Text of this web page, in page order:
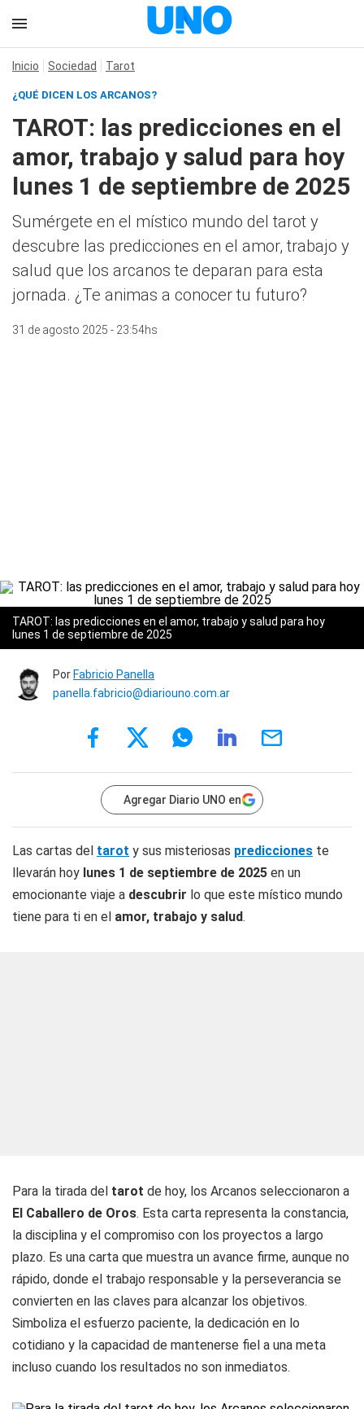
Inicio Sociedad Tarot
¿QUÉ DICEN LOS ARCANOS?
TAROT: las predicciones en el
amor, trabajo y salud para hoy
lunes 1 de septiembre de 2025
Sumérgete en el místico mundo del tarot y
descubre las predicciones en el amor, trabajo y
salud que los arcanos te deparan para esta
jornada. ¿Te animas a conocer tu futuro?
31 de agosto 2025 - 23:54hs
TAROT: las predicciones en el amor, trabajo y salud para hoy
lunes 1 de septiembre de 2025
Por Fabricio Panella
panella.fabricio@diariouno.com.ar
Agregar Diario UNO en
Las cartas del tarot y sus misteriosas predicciones te
llevarán hoy lunes 1 de septiembre de 2025 en un
emocionante viaje a descubrir lo que este místico mundo
tiene para ti en el amor, trabajo y salud.
Para la tirada del tarot de hoy, los Arcanos seleccionaron a
El Caballero de Oros. Esta carta representa la constancia,
la disciplina y el compromiso con los proyectos a largo
plazo. Es una carta que muestra un avance firme, aunque no
rápido, donde el trabajo responsable y la perseverancia se
convierten en las claves para alcanzar los objetivos.
Simboliza el esfuerzo paciente, la dedicación en lo
cotidiano y la capacidad de mantenerse fiel a una meta
incluso cuando los resultados no son inmediatos.